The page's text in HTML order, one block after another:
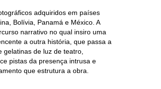
adquiridos em países
Bolívia, Panamá e México. A
narrativo no qual insiro uma
a outra história, que passa a
de luz de teatro,
pistas da presença intrusa e
que estrutura a obra.